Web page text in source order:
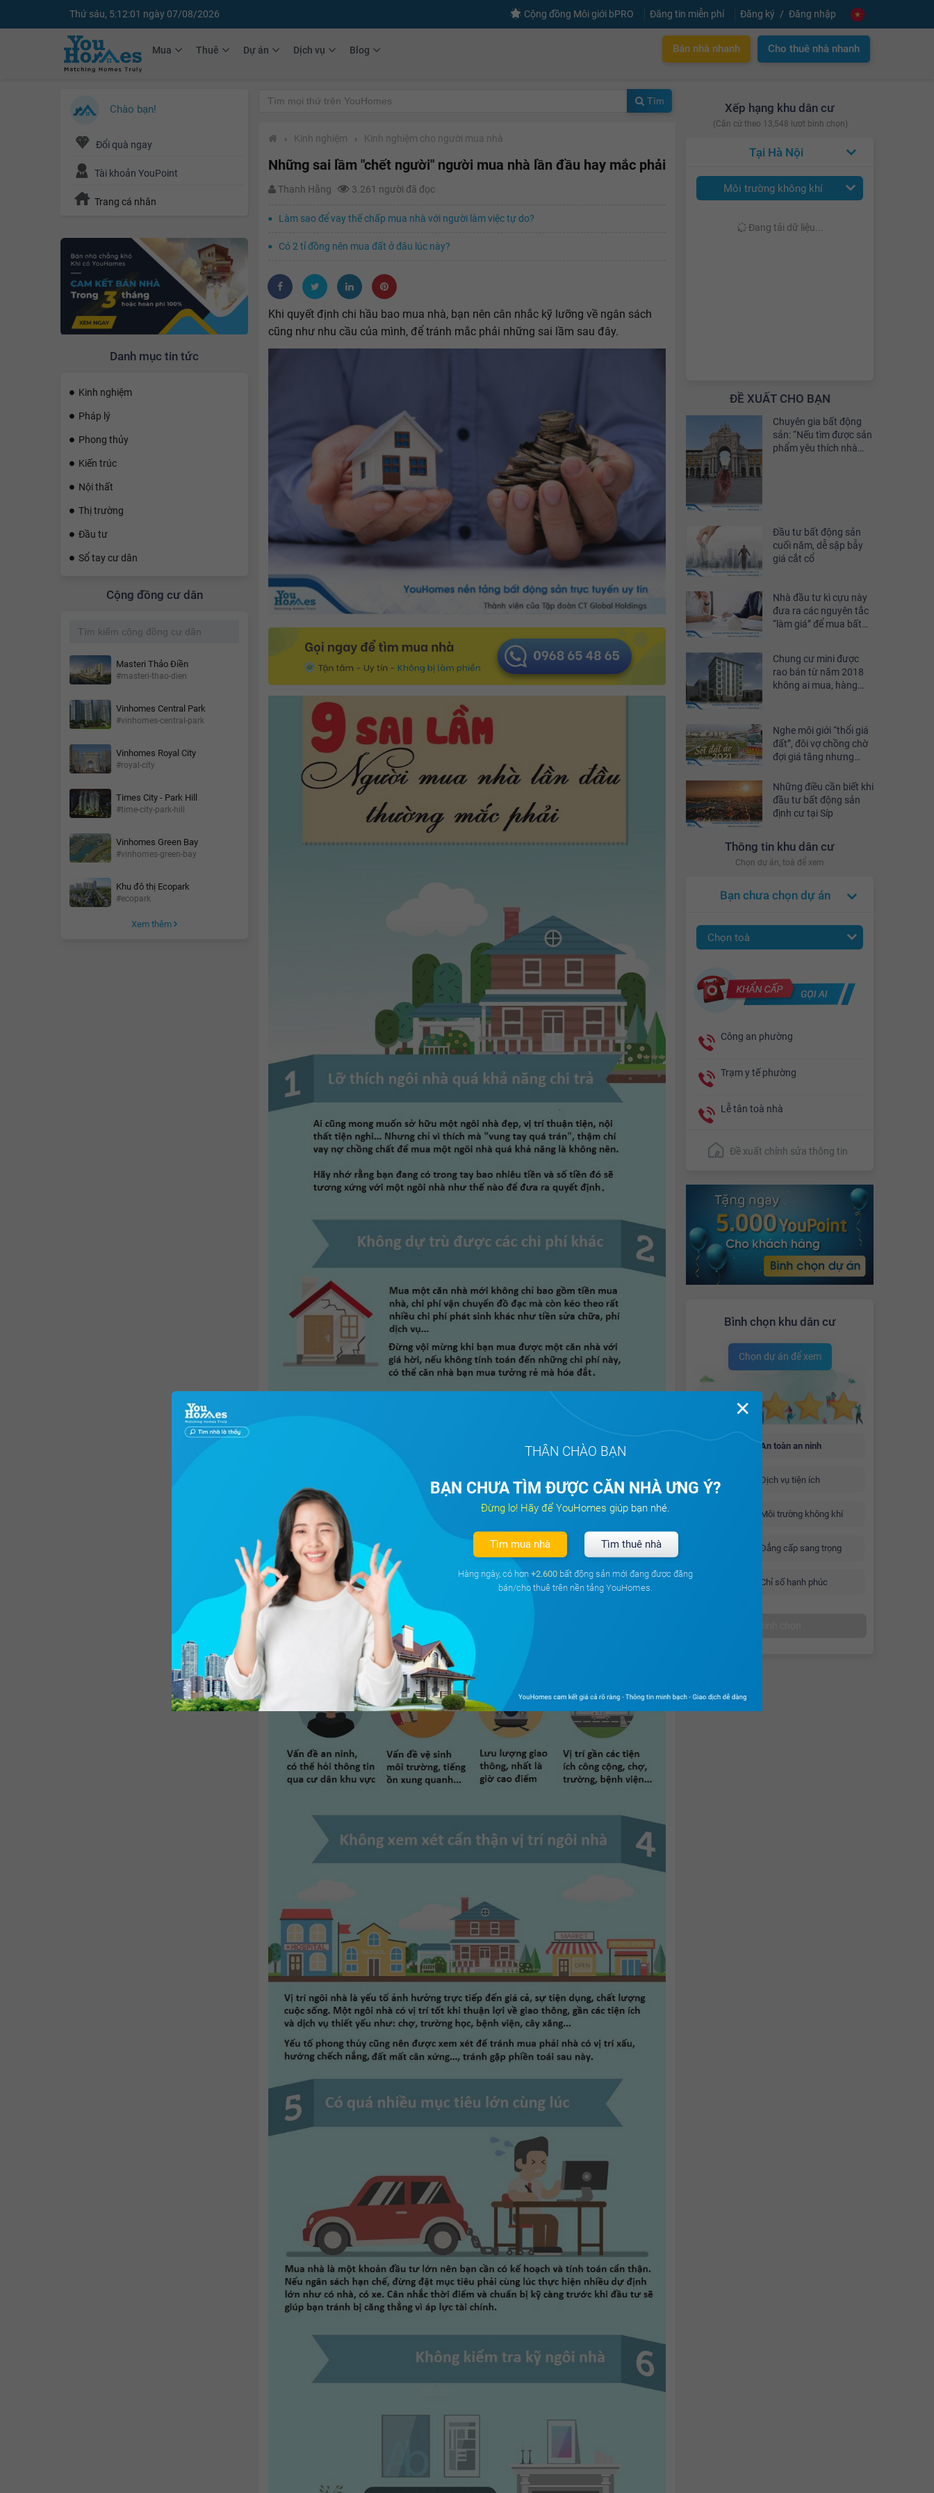
Thứ sáu, 5:12:02 ngày 07/08/2026 Cộng đồng Môi giới bPRO Đăng tin miễn phí Đăng ký Đăng nhập
Mua Thuê Dự án Dịch vụ Blog Bán nhà nhanh Cho thuê nhà nhanh
Chào bạn!
Đổi quà ngay
Tài khoản YouPoint
Trang cá nhân
Danh mục tin tức
Kinh nghiệm
Pháp lý
Phong thủy
Kiến trúc
Nội thất
Thị trường
Đầu tư
Sổ tay cư dân
Cộng đồng cư dân
Masteri Thảo Điền
#masteri-thao-dien
Vinhomes Central Park
#vinhomes-central-park
Vinhomes Royal City
#royal-city
Times City - Park Hill
#time-city-park-hill
Vinhomes Green Bay
#vinhomes-green-bay
Khu đô thị Ecopark
#ecopark
Xem thêm
Xếp hạng khu dân cư
(Căn cứ theo 13,548 lượt bình chọn)
Hà Nội
Môi trường không khí
Đang tải dữ liệu...
ĐỀ XUẤT CHO BẠN
Chuyên gia bất động
sản: “Nếu tìm được sản
phẩm yêu thích nhà
Đầu tư bất động sản
cuối năm, dễ sập bẫy
giá cắt cổ
Nhà đầu tư kì cựu này
đưa ra các nguyên tắc
“làm giá” để mua bất
đồng
Chung cư mini được
rao bán từ năm 2018
không ai mua, hàng
Nghe môi giới “thổi giá
đất”, đôi vợ chồng chờ
đợi giá tăng nhưng
tài sản “bay” mất hơn 2
tỷ
Những điều cần biết khi
đầu tư bất động sản
định cư tại Síp
Thông tin khu dân cư
Chọn dự án, toà để xem
Bạn chưa chọn dự án
Chọn toà
Công an phường
Trạm y tế phường
Lễ tân toà nhà
Đề xuất chỉnh sửa thông tin
Bình chọn khu dân cư
Chọn dự án để xem
An toàn an ninh
Dịch vụ tiện ích
Môi trường không khí
Đẳng cấp sang trọng
Chỉ số hạnh phúc
Tìm
› Kinh nghiệm › Kinh nghiệm cho người mua nhà
Những sai lầm "chết người" người mua nhà lần đầu hay mắc phải
Thanh Hằng 3.261 người đã đọc
Làm sao để vay thế chấp mua nhà với người làm việc tự do?
Có 2 tỉ đồng nên mua đất ở đâu lúc này?
Khi quyết định chi hầu bao mua nhà, bạn nên cân nhắc kỹ lưỡng về ngân sách
cũng như nhu cầu của mình, để tránh mắc phải những sai lầm sau đây.
✕
THÂN CHÀO BẠN
BẠN CHƯA TÌM ĐƯỢC CĂN NHÀ ƯNG Ý?
Đừng lo! Hãy để YouHomes giúp bạn nhé.
Tìm mua nhà Tìm thuê nhà
Hàng ngày, có hơn +2.600 bất động sản mới đang được đăng
bán/cho thuê trên nền tảng YouHomes.